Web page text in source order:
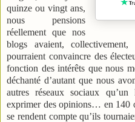
quinze ou vingt ans,
nous pensions
réellement que nos
blogs avaient,
pourraient convaincre des
fonction des intérêts que nous
déchanté d’autant que nous
autres réseaux sociaux
exprimer des opinions… en 140
se rendent compte qu’ils